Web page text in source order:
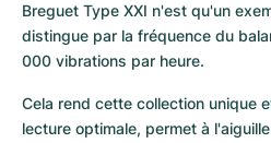
Breguet Type XXI n'est qu'un
distingue par la fréquence du
000 vibrations par heure.
Cela rend cette collection unique
lecture optimale, permet à